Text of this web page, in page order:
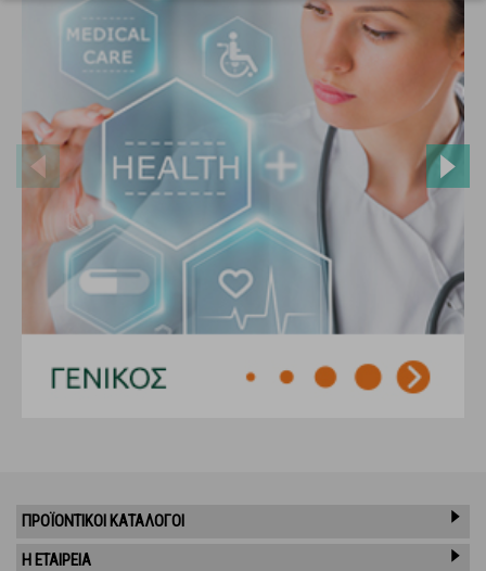
ΠΡΟΪΌΝΤΙΚΟΊ ΚΑΤΆΛΟΓΟΙ
Η ΕΤΑΙΡΕΙΑ